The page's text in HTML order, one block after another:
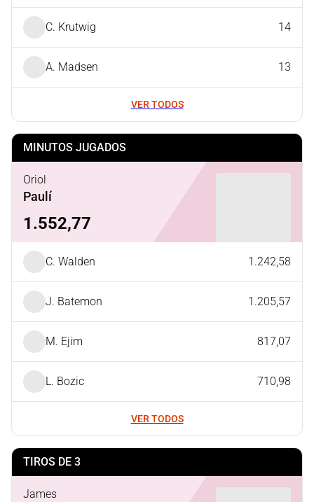
C. Krutwig 14
A. Madsen 13
VER TODOS
MINUTOS JUGADOS
Oriol
Paulí
1.552,77
C. Walden 1.242,58
J. Batemon 1.205,57
M. Ejim 817,07
L. Bozic 710,98
VER TODOS
TIROS DE 3
James